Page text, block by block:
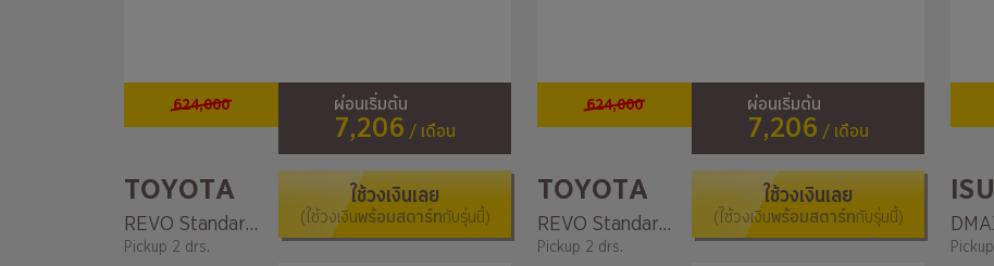
624,000 ผ่อนเริ่มต้น
7,206 / เดือน
TOYOTA
REVO Standard Cab Z Edition 2.4 Entry MT SWB
Pickup 2 drs.
ใช้วงเงินเลย
(ใช้วงเงินพร้อมสตาร์ทกับรุ่นนี้)
624,000 ผ่อนเริ่มต้น
7,206 / เดือน
TOYOTA
REVO Standard Cab Z Edition 2.4 Entry MT
Pickup 2 drs.
ใช้วงเงินเลย
(ใช้วงเงินพร้อมสตาร์ทกับรุ่นนี้)